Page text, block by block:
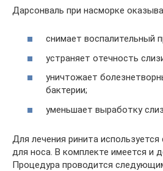
Дарсонваль при насморке
снимает воспалительный
устраняет отечность
уничтожает
бактерии;
уменьшает выработку
Для лечения ринита
для носа. В комплекте имеется и
Процедура проводится